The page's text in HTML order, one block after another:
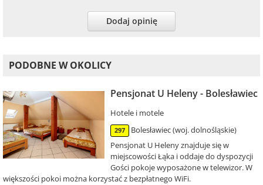
Dodaj opinię
PODOBNE W OKOLICY
Pensjonat U Heleny - Bolesławiec
Hotele i motele
297
Bolesławiec (woj. dolnośląskie)
Pensjonat U Heleny znajduje się w
miejscowości Łąka i oddaje do dyspozycji
Gości pokoje wyposażone w telewizor. W
większości pokoi można korzystać z bezpłatnego WiFi.